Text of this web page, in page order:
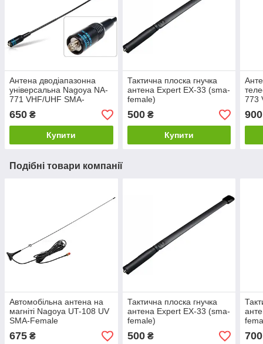
Антена дводіапазонна
універсальна Nagoya NA-
771 VHF/UHF SMA-
FEMale ОРИГІНАЛ
650 ₴
Купити
Тактична плоска гнучка
антена Expert EX-33 (sma-
female)
500₴
Купити
773
900
Подібні товари компанії
Автомобільна антена на
магніті Nagoya UT-108 UV
SMA-Female
675 ₴
Тактична плоска гнучка
антена Expert EX-33 (sma-
female)
500₴ 700